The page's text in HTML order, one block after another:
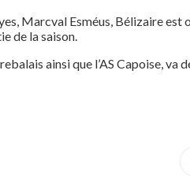
Marcval Esméus, Bélizaire
de la saison.
ainsi que l’AS Capoise,